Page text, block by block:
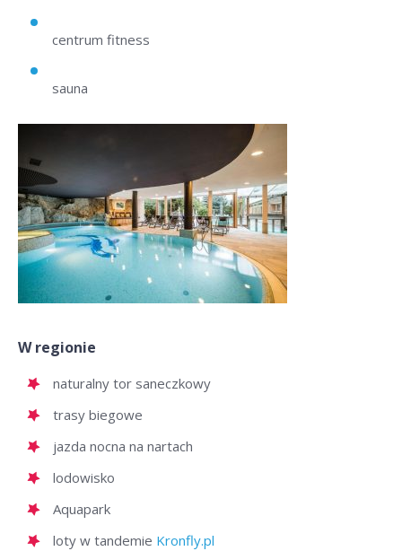
centrum fitness
sauna
W regionie
naturalny tor saneczkowy
trasy biegowe
jazda nocna na nartach
lodowisko
Aquapark
loty w tandemie Kronfly.pl